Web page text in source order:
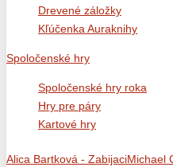
Drevené záložky
Kľúčenka Auraknihy
Spoločenské hry
Spoločenské hry roka
Hry pre páry
Kartové hry
Alica Bartková - ZabijaciMichael